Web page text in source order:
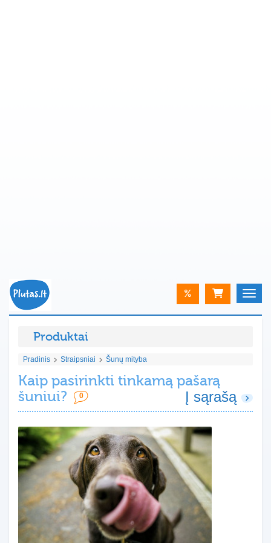
%
Produktai
Pradinis Straipsniai Šunų mityba
Kaip pasirinkti tinkamą pašarą
šuniui?
0 Į sąrašą